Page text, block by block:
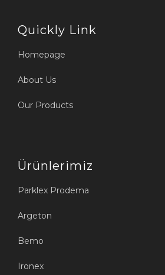
Quickly Link
Homepage
About Us
Our Products
Ürünlerimiz
Parklex Prodema
Argeton
Bemo
Ironex